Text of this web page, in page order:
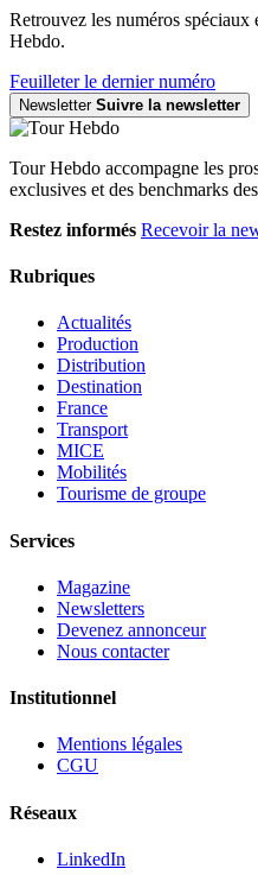
Retrouvez les numéros spéciaux
Hebdo.
Feuilleter le dernier numéro
Newsletter Suivre la newsletter
Tour Hebdo accompagne les
exclusives et des benchmarks
Restez informés Recevoir la
Rubriques
Actualités
Production
Distribution
Destination
France
Transport
MICE
Mobilités
Tourisme de groupe
Services
Magazine
Newsletters
Devenez annonceur
Nous contacter
Institutionnel
Mentions légales
CGU
Réseaux
LinkedIn